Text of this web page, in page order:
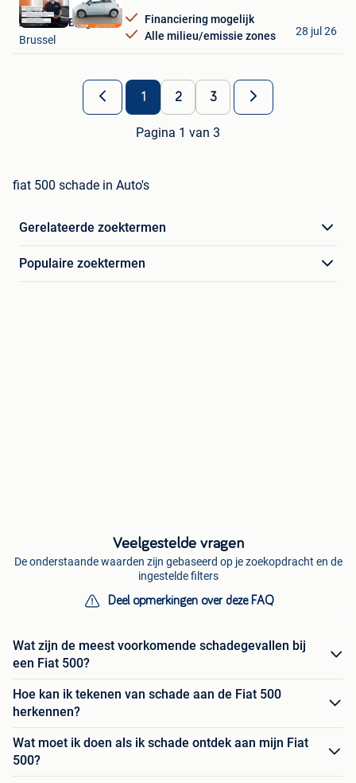
Financiering mogelijk
Alle milieu/emissie zones
Autohero België
Brussel
28 jul 26
1 2 3
Pagina 1 van 3
fiat 500 schade in Auto's
Gerelateerde zoektermen
Populaire zoektermen
Veelgestelde vragen
De onderstaande waarden zijn gebaseerd op je zoekopdracht en de
ingestelde filters
Deel opmerkingen over deze FAQ
Wat zijn de meest voorkomende schadegevallen bij
een Fiat 500?
Hoe kan ik tekenen van schade aan de Fiat 500
herkennen?
Wat moet ik doen als ik schade ontdek aan mijn Fiat
500?